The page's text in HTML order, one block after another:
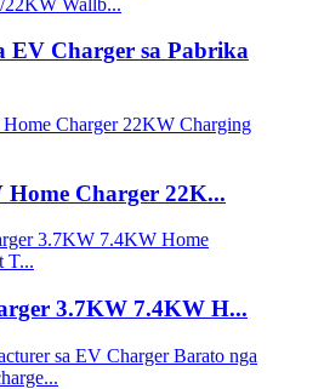
EV Charger sa Pabrika
Home Charger 22K...
3.7KW 7.4KW H...